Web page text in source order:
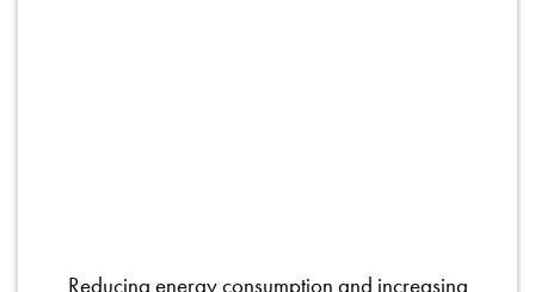
Reducing energy consumption and increasing